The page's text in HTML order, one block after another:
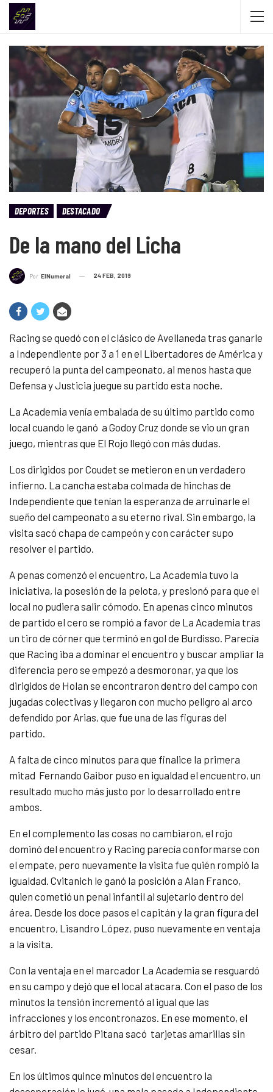
DEPORTES DESTACADO
De la mano del Licha
Por ElNumeral 24 FEB, 2019
Racing se quedó con el clásico de Avellaneda tras ganarle
a Independiente por 3 a 1 en el Libertadores de América y
recuperó la punta del campeonato, al menos hasta que
Defensa y Justicia juegue su partido esta noche.
La Academia venía embalada de su último partido como
local cuando le ganó a Godoy Cruz donde se vio un gran
juego, mientras que El Rojo llegó con más dudas.
Los dirigidos por Coudet se metieron en un verdadero
infierno. La cancha estaba colmada de hinchas de
Independiente que tenían la esperanza de arruinarle el
sueño del campeonato a su eterno rival. Sin embargo, la
visita sacó chapa de campeón y con carácter supo
resolver el partido.
A penas comenzó el encuentro, La Academia tuvo la
iniciativa, la posesión de la pelota, y presionó para que el
local no pudiera salir cómodo. En apenas cinco minutos
de partido el cero se rompió a favor de La Academia tras
un tiro de córner que terminó en gol de Burdisso. Parecía
que Racing iba a dominar el encuentro y buscar ampliar la
diferencia pero se empezó a desmoronar, ya que los
dirigidos de Holan se encontraron dentro del campo con
jugadas colectivas y llegaron con mucho peligro al arco
defendido por Arias, que fue una de las figuras del
partido.
A falta de cinco minutos para que finalice la primera
mitad Fernando Gaibor puso en igualdad el encuentro, un
resultado mucho más justo por lo desarrollado entre
ambos.
En el complemento las cosas no cambiaron, el rojo
dominó del encuentro y Racing parecía conformarse con
el empate, pero nuevamente la visita fue quién rompió la
igualdad. Cvitanich le ganó la posición a Alan Franco,
quien cometió un penal infantil al sujetarlo dentro del
área. Desde los doce pasos el capitán y la gran figura del
encuentro, Lisandro López, puso nuevamente en ventaja
a la visita.
Con la ventaja en el marcador La Academia se resguardó
en su campo y dejó que el local atacara. Con el paso de los
minutos la tensión incrementó al igual que las
infracciones y los encontronazos. En ese momento, el
árbitro del partido Pitana sacó tarjetas amarillas sin
cesar.
En los últimos quince minutos del encuentro la